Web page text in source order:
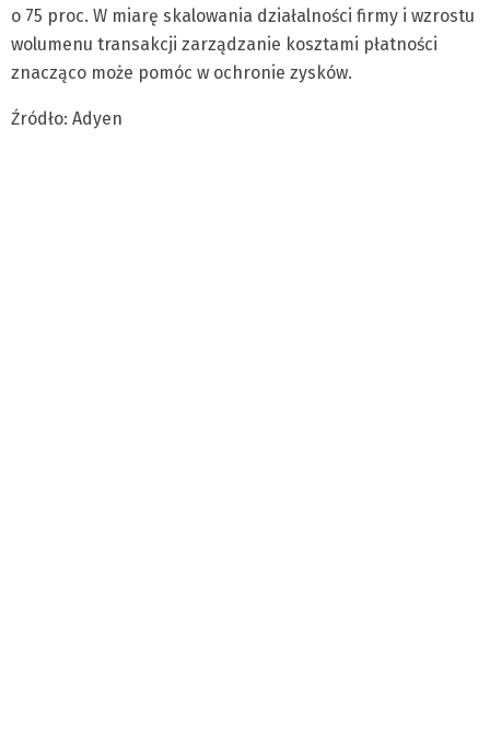
o 75 proc. W miarę skalowania działalności firmy i wzrostu
wolumenu transakcji zarządzanie kosztami płatności
znacząco może pomóc w ochronie zysków.
Źródło: Adyen